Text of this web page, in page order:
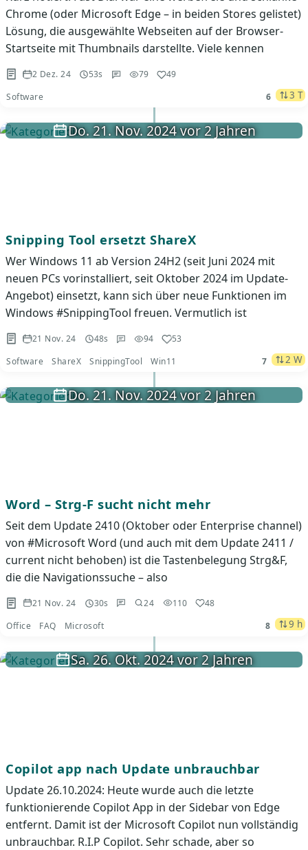
Chrome (oder Microsoft Edge – in beiden Stores gelistet)
Lösung, die ausgewählte Webseiten auf der Browser-
Startseite mit Thumbnails darstellte. Viele kennen
2 Dez. 24 53s 79
49
Software
6 3 T
Do. 21. Nov. 2024 vor 2 Jahren
Snipping Tool ersetzt ShareX
Wer Windows 11 ab Version 24H2 (seit Juni 2024 mit
neuen PCs vorinstalliert, seit Oktober 2024 im Update-
Angebot) einsetzt, kann sich über neue Funktionen im
Windows #SnippingTool freuen. Vermutlich ist
21 Nov. 24 48s 94
53
Software
ShareX SnippingTool Win11 7 2 W
Do. 21. Nov. 2024 vor 2 Jahren
Word – Strg-F sucht nicht mehr
Seit dem Update 2410 (Oktober oder Enterprise channel)
von #Microsoft Word (und auch mit dem Update 2411 /
current nicht behoben) ist die Tastenbelegung Strg&F,
die die Navigationssuche – also
21 Nov. 24 30s 24 110
48
Office
FAQ Microsoft 8 9 h
Sa. 26. Okt. 2024 vor 2 Jahren
Copilot app nach Update unbrauchbar
Update 26.10.2024: Heute wurde auch die letzte
funktionierende Copilot App in der Sidebar von Edge
entfernt. Damit ist der Microsoft Copilot nun vollständig
unbrauchbar. R.I.P Copilot. Sehr schade, aber so